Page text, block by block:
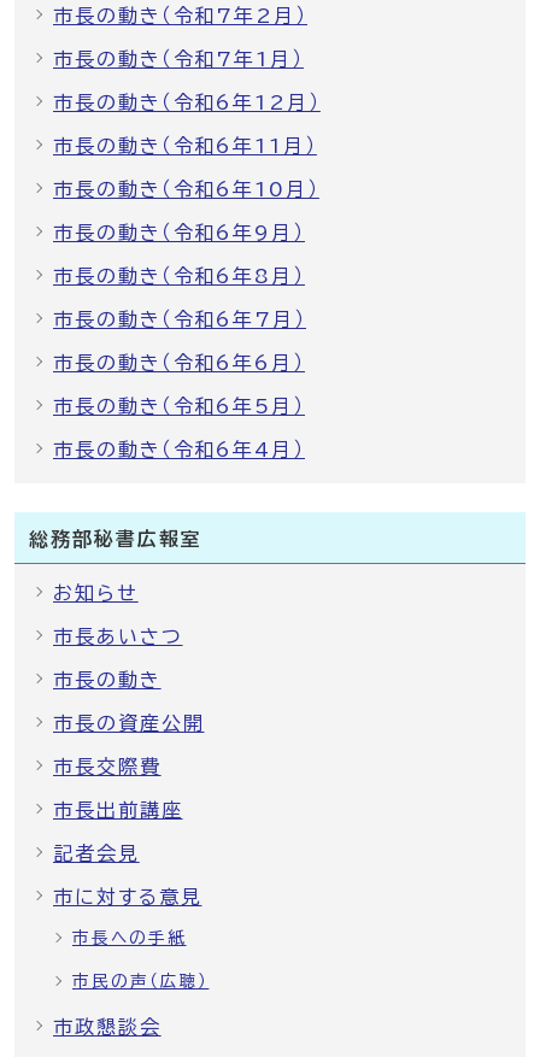
市長の動き（令和7年2月）
市長の動き（令和7年1月）
市長の動き（令和6年12月）
市長の動き（令和6年11月）
市長の動き（令和6年10月）
市長の動き（令和6年9月）
市長の動き（令和6年8月）
市長の動き（令和6年7月）
市長の動き（令和6年6月）
市長の動き（令和6年5月）
市長の動き（令和6年4月）
総務部秘書広報室
お知らせ
市長あいさつ
市長の動き
市長の資産公開
市長交際費
市長出前講座
記者会見
市に対する意見
市長への手紙
市民の声（広聴）
市政懇談会